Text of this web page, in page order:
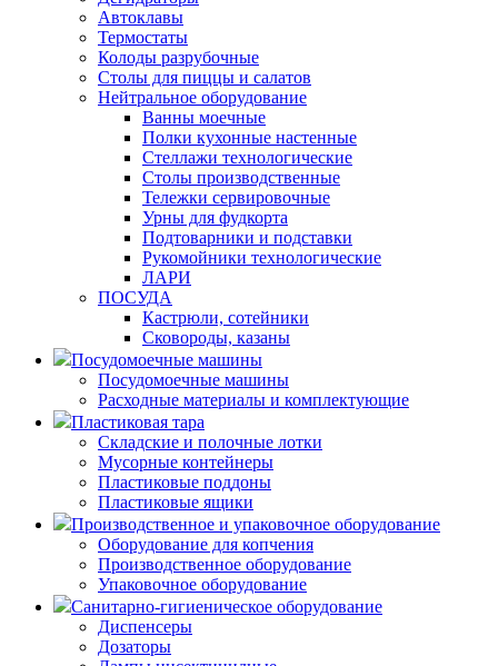
Автоклавы
Термостаты
Колоды разрубочные
Столы для пиццы и салатов
Нейтральное оборудование
Ванны моечные
Полки кухонные настенные
Стеллажи технологические
Столы производственные
Тележки сервировочные
Урны для фудкорта
Подтоварники и подставки
Рукомойники технологические
ЛАРИ
ПОСУДА
Кастрюли, сотейники
Сковороды, казаны
Посудомоечные машины
Посудомоечные машины
Расходные материалы и комплектующие
Пластиковая тара
Складские и полочные лотки
Мусорные контейнеры
Пластиковые поддоны
Пластиковые ящики
Производственное и упаковочное оборудование
Оборудование для копчения
Производственное оборудование
Упаковочное оборудование
Санитарно-гигиеническое оборудование
Диспенсеры
Дозаторы